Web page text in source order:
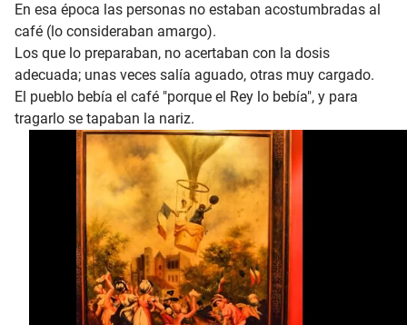
En esa época las personas no estaban acostumbradas al
café (lo consideraban amargo).
Los que lo preparaban, no acertaban con la dosis
adecuada; unas veces salía aguado, otras muy cargado.
El pueblo bebía el café "porque el Rey lo bebía", y para
tragarlo se tapaban la nariz.